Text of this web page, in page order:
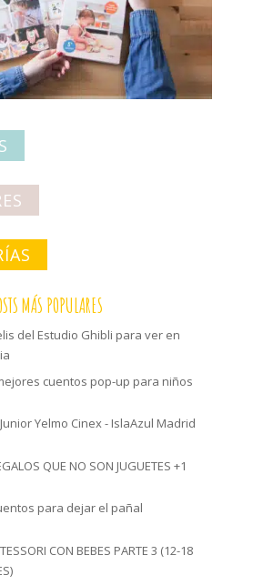
MÁS POPULARES
del Estudio Ghibli para ver en
cuentos pop-up para niños
Yelmo Cinex - IslaAzul Madrid
QUE NO SON JUGUETES +1
para dejar el pañal
CON BEBES PARTE 3 (12-18